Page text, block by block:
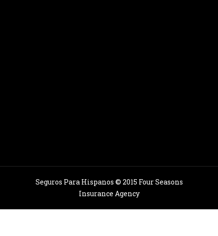
Seguros Para Hispanos © 2015 Four Seasons
Insurance Agency